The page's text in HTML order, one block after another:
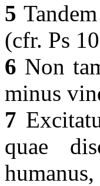
5
(cfr. Ps
6 Non
minus
7
quae